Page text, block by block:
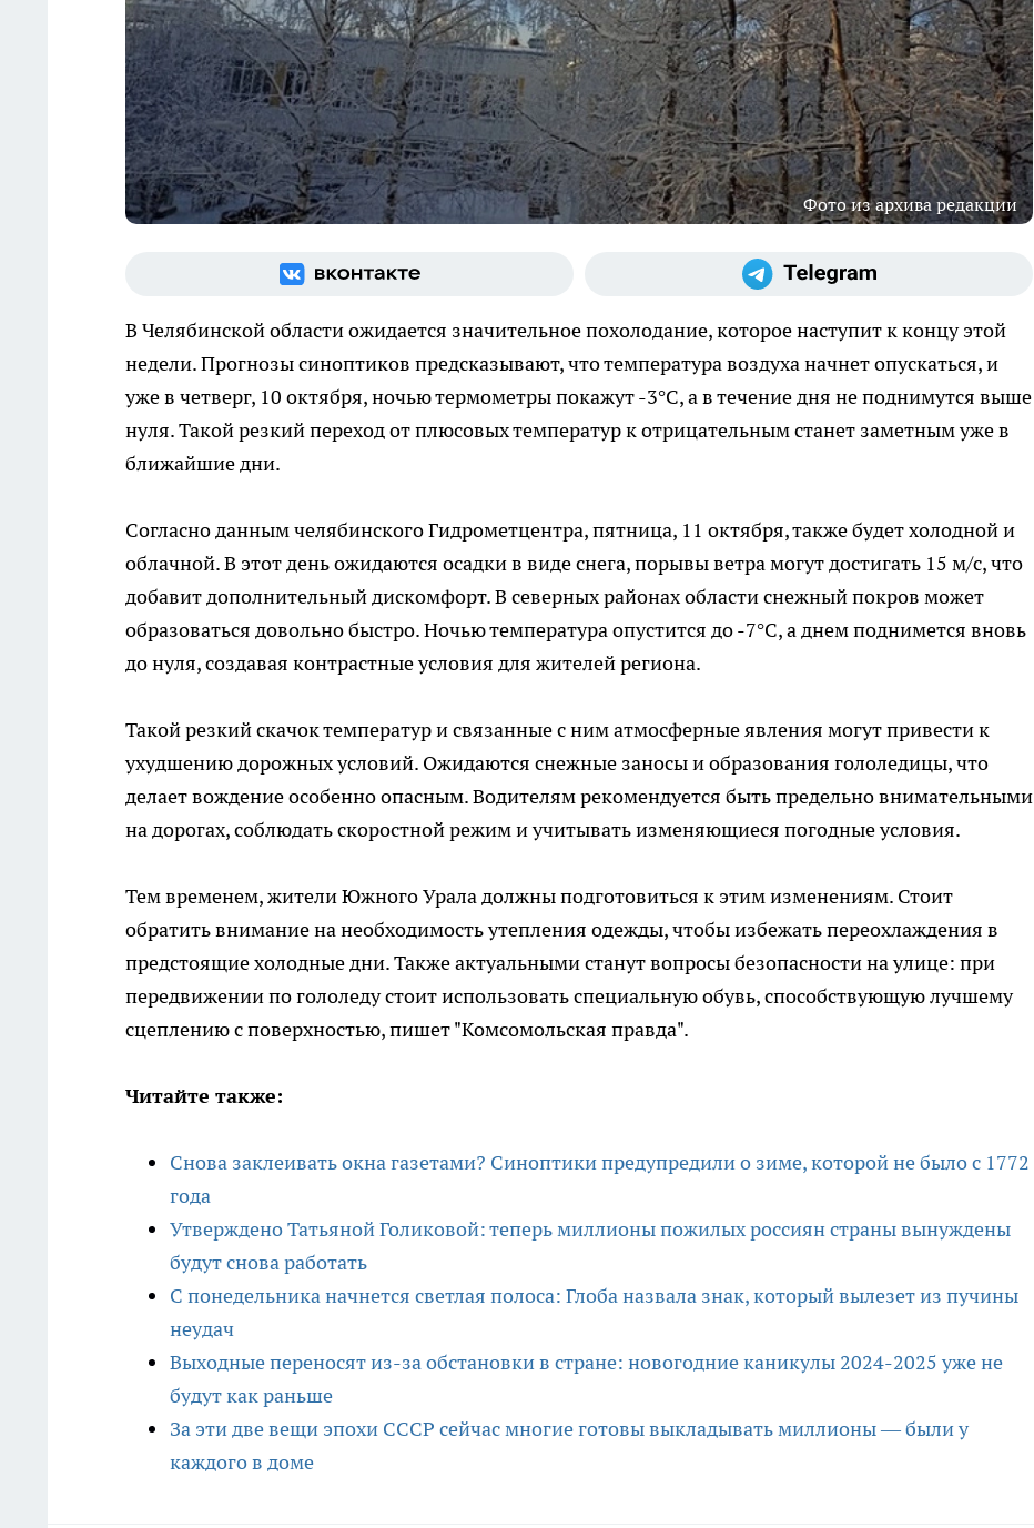
Фото из архива редакции
В Челябинской области ожидается значительное похолодание, которое наступит к концу этой
недели. Прогнозы синоптиков предсказывают, что температура воздуха начнет опускаться, и
уже в четверг, 10 октября, ночью термометры покажут -3°C, а в течение дня не поднимутся выше
нуля. Такой резкий переход от плюсовых температур к отрицательным станет заметным уже в
ближайшие дни.
Согласно данным челябинского Гидрометцентра, пятница, 11 октября, также будет холодной и
облачной. В этот день ожидаются осадки в виде снега, порывы ветра могут достигать 15 м/с, что
добавит дополнительный дискомфорт. В северных районах области снежный покров может
образоваться довольно быстро. Ночью температура опустится до -7°C, а днем поднимется вновь
до нуля, создавая контрастные условия для жителей региона.
Такой резкий скачок температур и связанные с ним атмосферные явления могут привести к
ухудшению дорожных условий. Ожидаются снежные заносы и образования гололедицы, что
делает вождение особенно опасным. Водителям рекомендуется быть предельно внимательными
на дорогах, соблюдать скоростной режим и учитывать изменяющиеся погодные условия.
Тем временем, жители Южного Урала должны подготовиться к этим изменениям. Стоит
обратить внимание на необходимость утепления одежды, чтобы избежать переохлаждения в
предстоящие холодные дни. Также актуальными станут вопросы безопасности на улице: при
передвижении по гололеду стоит использовать специальную обувь, способствующую лучшему
сцеплению с поверхностью, пишет "Комсомольская правда".
Читайте также:
Снова заклеивать окна газетами? Синоптики предупредили о зиме, которой не было с 1772
года
Утверждено Татьяной Голиковой: теперь миллионы пожилых россиян страны вынуждены
будут снова работать
С понедельника начнется светлая полоса: Глоба назвала знак, который вылезет из пучины
неудач
Выходные переносят из-за обстановки в стране: новогодние каникулы 2024-2025 уже не
будут как раньше
За эти две вещи эпохи СССР сейчас многие готовы выкладывать миллионы — были у
каждого в доме